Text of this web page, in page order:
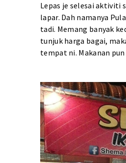
Lepas je selesai aktiviti
lapar. Dah namanya
tadi. Memang banyak
tunjuk harga bagai,
tempat ni. Makanan pun